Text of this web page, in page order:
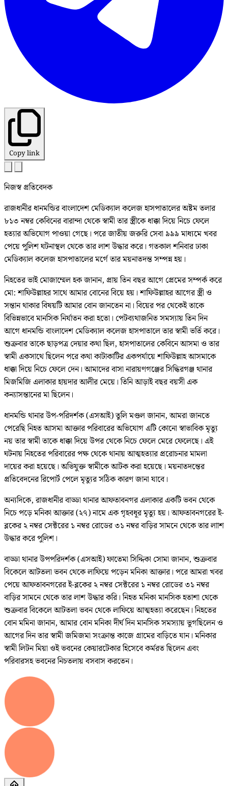
Copy link
নিজস্ব প্রতিবেদক
রাজধানীর ধানমন্ডির বাংলাদেশ মেডিক্যাল কলেজ হাসপাতালের অষ্টম তলার
৮১৩ নম্বর কেবিনের বারান্দা থেকে স্বামী তার স্ত্রীকে ধাক্কা দিয়ে নিচে ফেলে
হত্যার অভিযোগ পাওয়া গেছে। পরে জাতীয় জরুরি সেবা ৯৯৯ মাধ্যমে খবর
পেয়ে পুলিশ ঘটনাস্থল থেকে তার লাশ উদ্ধার করে। গতকাল শনিবার ঢাকা
মেডিক্যাল কলেজ হাসপাতালের মর্গে তার ময়নাতদন্ত সম্পন্ন হয়।
নিহতের ভাই মোজাম্মেল হক জানান, প্রায় তিন বছর আগে প্রেমের সম্পর্ক করে
মো: শাফিউল্লাহর সাথে আমার বোনের বিয়ে হয়। শাফিউল্লাহর আগের স্ত্রী ও
সন্তান থাকার বিষয়টি আমার বোন জানতেন না। বিয়ের পর থেকেই তাকে
বিভিন্নভাবে মানসিক নির্যাতন করা হতো। পেটব্যথাজনিত সমস্যায় তিন দিন
আগে ধানমন্ডি বাংলাদেশ মেডিক্যাল কলেজ হাসপাতালে তার স্বামী ভর্তি করে।
শুক্রবার তাকে ছাড়পত্র দেয়ার কথা ছিল, হাসপাতালের কেবিনে আসমা ও তার
স্বামী একসাথে ছিলেন পরে কথা কাটাকাটির একপর্যায়ে শাফিউল্লাহ আসমাকে
ধাক্কা দিয়ে নিচে ফেলে দেন। আমাদের বাসা নারায়ণগঞ্জের সিদ্ধিরগঞ্জ থানার
মিজমিজি এলাকার হায়দার আলীর মেয়ে। তিনি আড়াই বছর বয়সী এক
কন্যাসন্তানের মা ছিলেন।
ধানমন্ডি থানার উপ-পরিদর্শক (এসআই) তুলি মণ্ডল জানান, আমরা জানতে
পেরেছি নিহত আসমা আক্তার পরিবারের অভিযোগ এটি কোনো স্বাভাবিক মৃত্যু
নয় তার স্বামী তাকে ধাক্কা দিয়ে উপর থেকে নিচে ফেলে মেরে ফেলেছে। এই
ঘটনায় নিহতের পরিবারের পক্ষ থেকে থানায় আত্মহত্যার প্ররোচনার মামলা
দায়ের করা হয়েছে। অভিযুক্ত স্বামীকে আটক করা হয়েছে। ময়নাতদন্তের
প্রতিবেদনের রিপোর্ট পেলে মৃত্যুর সঠিক কারণ জানা যাবে।
অন্যদিকে, রাজধানীর বাড্ডা থানার আফতাবনগর এলাকার একটি ভবন থেকে
নিচে পড়ে মনিকা আক্তার (২৭) নামে এক গৃহবধূর মৃত্যু হয়। আফতাবনগরের ই-
ব্লকের ২ নম্বর সেক্টরের ১ নম্বর রোডের ৩১ নম্বর বাড়ির সামনে থেকে তার লাাশ
উদ্ধার করে পুলিশ।
বাড্ডা থানার উপপরিদর্শক (এসআই) ফাতেমা সিদ্দিকা সোমা জানান, শুক্রবার
বিকেলে আটতলা ভবন থেকে লাফিয়ে পড়েন মনিকা আক্তার। পরে আমরা খবর
পেয়ে আফতাবনগরের ই-ব্লকের ২ নম্বর সেক্টরের ১ নম্বর রোডের ৩১ নম্বর
বাড়ির সামনে থেকে তার লাশ উদ্ধার করি। নিহত মনিকা মানসিক হতাশা থেকে
শুক্রবার বিকেলে আটতলা ভবন থেকে লাফিয়ে আত্মহত্যা করেছেন। নিহতের
বোন মমিনা জানান, আমার বোন মনিকা দীর্ঘ দিন মানসিক সমস্যায় ভুগছিলেন ও
আগের দিন তার স্বামী জমিজমা সংক্রান্ত কাজে গ্রামের বাড়িতে যান। মনিকার
স্বামী লিটন মিয়া ওই ভবনের কেয়ারটেকার হিসেবে কর্মরত ছিলেন এবং
পরিবারসহ ভবনের নিচতলায় বসবাস করতেন।